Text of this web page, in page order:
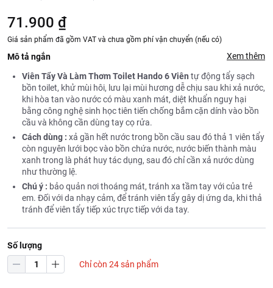
71.900 ₫
Giá sản phẩm đã gồm VAT và chưa gồm phí vận chuyển (nếu có)
Mô tả ngắn Xem thêm
Viên Tẩy Và Làm Thơm Toilet Hando 6 Viên tự động tẩy sạch
bồn toilet, khử mùi hôi, lưu lại mùi hương dễ chịu sau khi xả nước,
khi hòa tan vào nước có màu xanh mát, diệt khuẩn nguy hại
bằng công nghệ sinh học tiên tiến chống bắm cặn dính vào bồn
cầu và không cần dùng tay cọ rửa.
Cách dùng : xả gần hết nước trong bồn cầu sau đó thả 1 viên tẩy
còn nguyên lưới bọc vào bồn chứa nước, nước biến thành màu
xanh trong là phát huy tác dụng, sau đó chỉ cần xả nước dùng
như thường lệ.
Chú ý : bảo quản nơi thoáng mát, tránh xa tầm tay với của trẻ
em. Đối với da nhạy cảm, để tránh viên tẩy gây dị ứng da, khi thả
tránh để viên tẩy tiếp xúc trực tiếp với da tay.
Số lượng
Chỉ còn 24 sản phẩm